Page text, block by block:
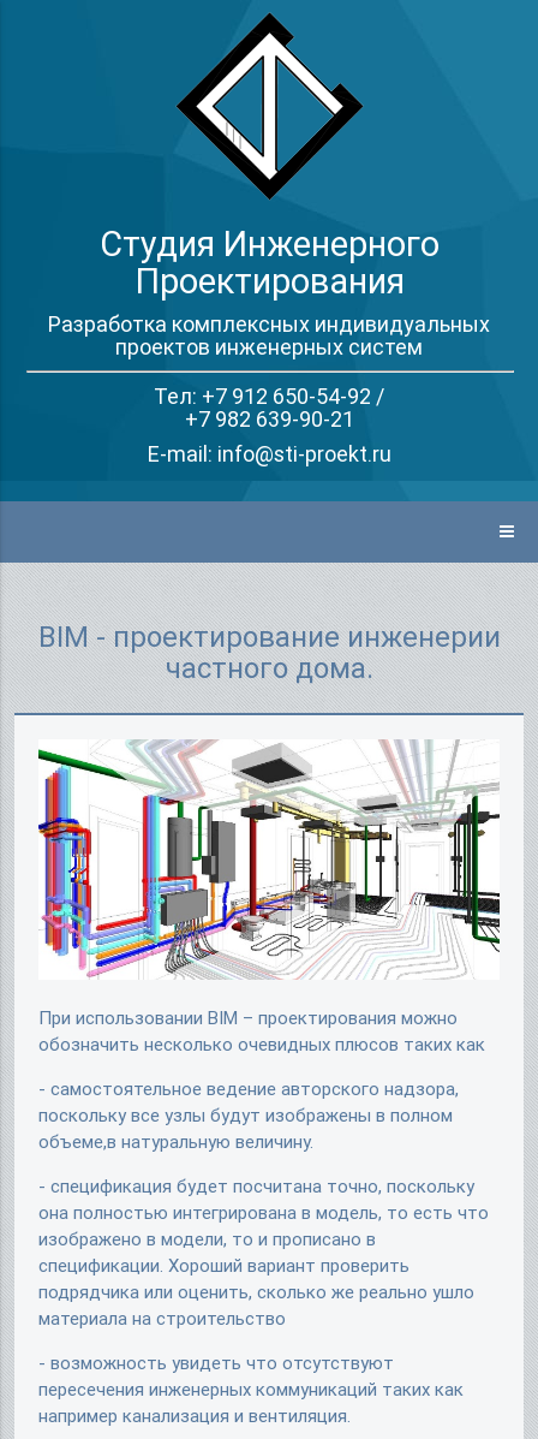
Студия Инженерного
Проектирования
Разработка комплексных индивидуальных
проектов инженерных систем
Тел: +7 912 650-54-92 /
+7 982 639-90-21
E-mail: info@sti-proekt.ru
BIM - проектирование инженерии
частного дома.
При использовании BIM – проектирования можно
обозначить несколько очевидных плюсов таких как
- самостоятельное ведение авторского надзора,
поскольку все узлы будут изображены в полном
объеме,в натуральную величину.
- спецификация будет посчитана точно, поскольку
она полностью интегрирована в модель, то есть что
изображено в модели, то и прописано в
спецификации. Хороший вариант проверить
подрядчика или оценить, сколько же реально ушло
материала на строительство
- возможность увидеть что отсутствуют
пересечения инженерных коммуникаций таких как
например канализация и вентиляция.